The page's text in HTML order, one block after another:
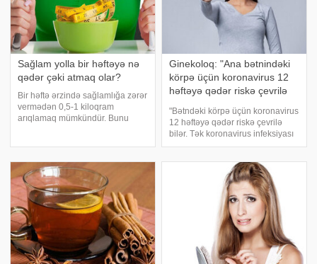
Sağlam yolla bir həftəyə nə
qədər çəki atmaq olar?
Bir həftə ərzində sağlamlığa zərər
vermədən 0,5-1 kiloqram
arıqlamaq mümkündür. Bunu
fiziki aktivliyin artmasını məsləhət
görür. deyerler.org-
Ginekoloq: "Ana bətnindəki
körpə üçün koronavirus 12
həftəyə qədər riskə çevrilə
"Bətndəki körpə üçün koronavirus
12 həftəyə qədər riskə çevrilə
bilər. Tək koronavirus infeksiyası
yox, digər respirator viruslar, qrip
üçün riskli hesab olunur. Çünki
12 həftəyə qədə